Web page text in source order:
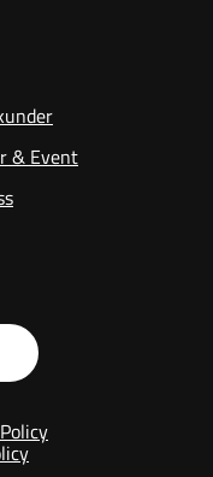
& Event